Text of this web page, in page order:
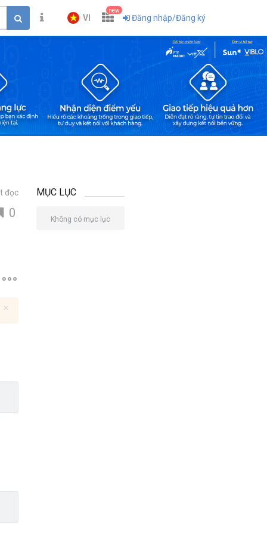
VI
new
Đăng nhập/Đăng ký
đọc
0
MỤC LỤC
Không có mục lục